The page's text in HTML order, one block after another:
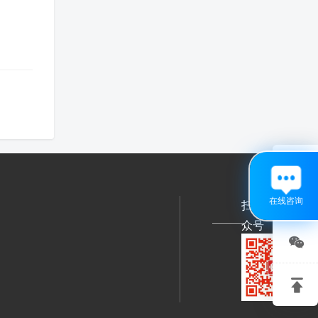
扫码关注公
众号

在线咨询

关注
微信
